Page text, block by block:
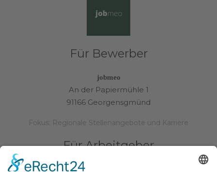
Für Bewerber
jobmeo
An der Papiermühle 1
91166 Georgensgmünd
Fokus: Regionale Stellenangebote und Karriere
Für Arbeitgeber